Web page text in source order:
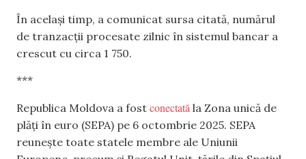
În același timp, a comunicat sursa citată, numărul
de tranzacții procesate zilnic în sistemul bancar a
crescut cu circa 1 750.
***
Republica Moldova a fost conectată la Zona unică de
plăți în euro (SEPA) pe 6 octombrie 2025. SEPA
reunește toate statele membre ale Uniunii